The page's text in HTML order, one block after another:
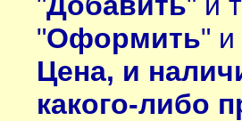
"Оформить"
Цена, и
какого-либо